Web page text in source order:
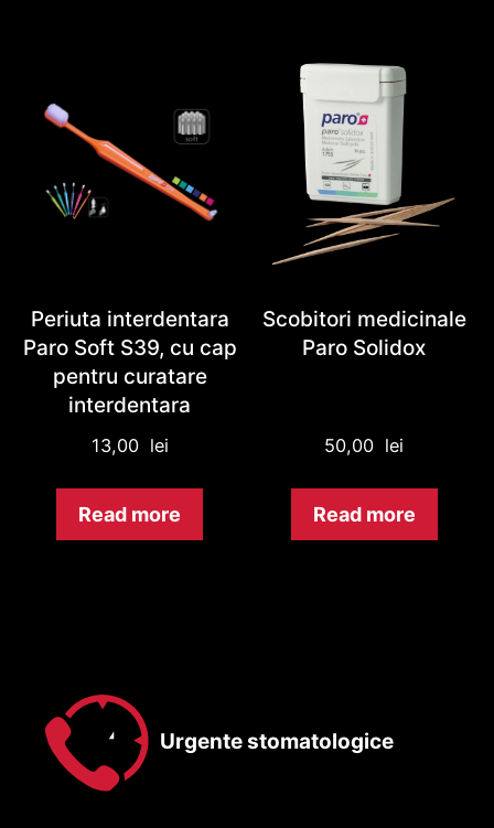
Periuta interdentara
Paro Soft S39, cu cap
pentru curatare
interdentara
13,00 lei
Read more
Scobitori medicinale
Paro Solidox
50,00 lei
Read more
Urgente stomatologice